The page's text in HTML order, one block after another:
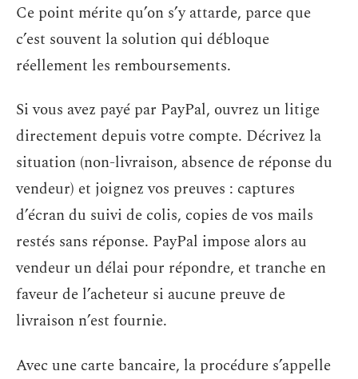
Ce point mérite qu’on s’y attarde, parce que
c’est souvent la solution qui débloque
réellement les remboursements.
Si vous avez payé par PayPal, ouvrez un litige
directement depuis votre compte. Décrivez la
situation (non-livraison, absence de réponse du
vendeur) et joignez vos preuves : captures
d’écran du suivi de colis, copies de vos mails
restés sans réponse. PayPal impose alors au
vendeur un délai pour répondre, et tranche en
faveur de l’acheteur si aucune preuve de
livraison n’est fournie.
Avec une carte bancaire, la procédure s’appelle